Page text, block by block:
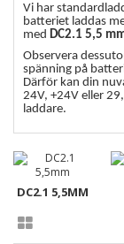
Vi har
batteriet laddas
med DC2.1 5,5
Observera
spänning på
Därför kan din
24V, +24V eller
laddare.
DC2.1 5,5MM